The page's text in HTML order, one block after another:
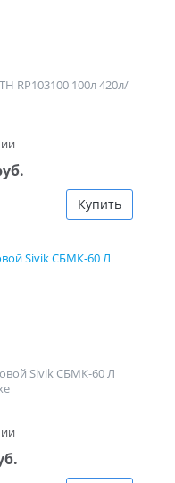
RP103100 100л 420л/
Купить
Sivik СБМК-60 Л